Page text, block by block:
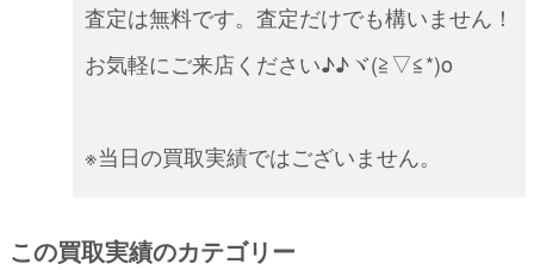
査定は無料です。査定だけでも構いません！
お気軽にご来店ください♪♪ヾ(≧▽≦*)o
※当日の買取実績ではございません。
この買取実績のカテゴリー